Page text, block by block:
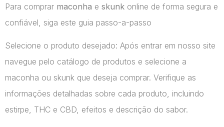
Para comprar maconha e skunk online de forma segura e
confiável, siga este guia passo-a-passo
Selecione o produto desejado: Após entrar em nosso site
navegue pelo catálogo de produtos e selecione a
maconha ou skunk que deseja comprar. Verifique as
informações detalhadas sobre cada produto, incluindo
estirpe, THC e CBD, efeitos e descrição do sabor.